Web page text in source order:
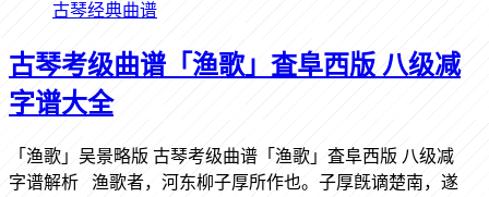
古琴经典曲谱
古琴考级曲谱「渔歌」査阜西版 八级减
字谱大全
「渔歌」吴景略版 古琴考级曲谱「渔歌」査阜西版 八级减
字谱解析 渔歌者，河东柳子厚所作也。子厚旣谪楚南，遂